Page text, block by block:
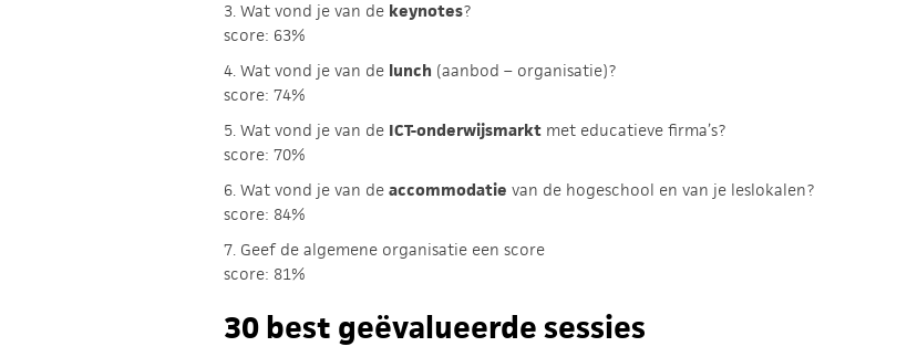
3. Wat vond je van de keynotes?
score: 63%
4. Wat vond je van de lunch (aanbod – organisatie)?
score: 74%
5. Wat vond je van de ICT-onderwijsmarkt met educatieve firma’s?
score: 70%
6. Wat vond je van de accommodatie van de hogeschool en van je leslokalen?
score: 84%
7. Geef de algemene organisatie een score
score: 81%
30 best geëvalueerde sessies